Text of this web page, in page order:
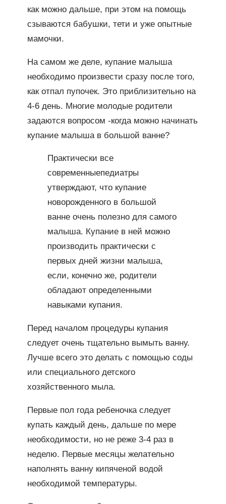
как можно дальше, при этом на помощь
сзываются бабушки, тети и уже опытные
мамочки.
На самом же деле, купание малыша
необходимо произвести сразу после того,
как отпал пупочек. Это приблизительно на
4-6 день. Многие молодые родители
задаются вопросом -когда можно начинать
купание малыша в большой ванне?
Практически все
современныепедиатры
утверждают, что купание
новорожденного в большой
ванне очень полезно для самого
малыша. Купание в ней можно
производить практически с
первых дней жизни малыша,
если, конечно же, родители
обладают определенными
навыками купания.
Перед началом процедуры купания
следует очень тщательно вымыть ванну.
Лучше всего это делать с помощью соды
или специального детского
хозяйственного мыла.
Первые пол года ребеночка следует
купать каждый день, дальше по мере
необходимости, но не реже 3-4 раз в
неделю. Первые месяцы желательно
наполнять ванну кипяченой водой
необходимой температуры.